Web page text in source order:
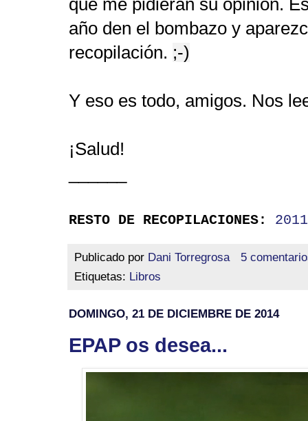
que me pidieran su opinión.
año den el bombazo y
recopilación. ;-)
Y eso es todo, amigos. Nos
¡Salud!
RESTO DE RECOPILACIONES: 2011
Publicado por Dani Torregrosa
5
Etiquetas: Libros
DOMINGO, 21 DE DICIEMBRE DE 2014
EPAP os desea...